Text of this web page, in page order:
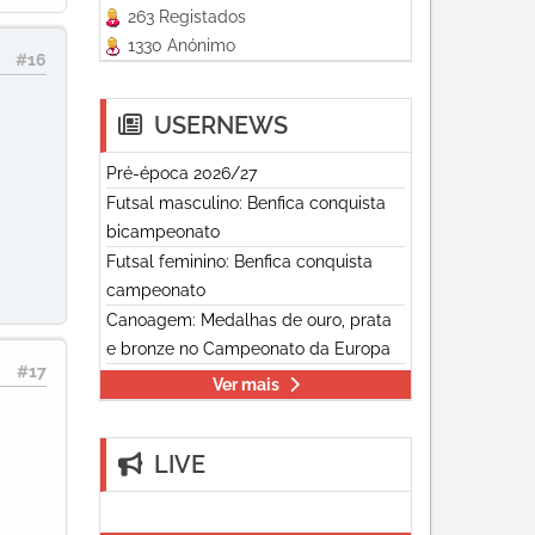
#16
#17
263 Registados
1330 Anónimo
USERNEWS
Pré-época 2026/27
Futsal masculino: Benfica conquista
bicampeonato
Futsal feminino: Benfica conquista
campeonato
Canoagem: Medalhas de ouro, prata
e bronze no Campeonato da Europa
Ver mais
LIVE